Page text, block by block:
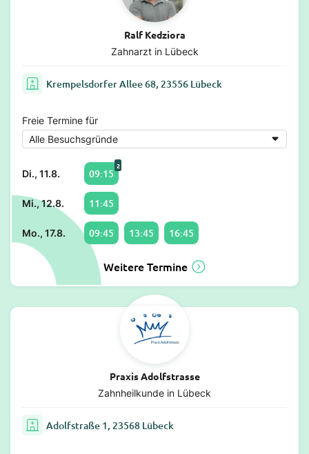
Ralf Kedziora
Zahnarzt in Lübeck
Krempelsdorfer Allee 68, 23556 Lübeck
Freie Termine für
Di., 11.8. 09:15
2
Mi., 12.8. 11:45
Mo., 17.8. 09:45 13:45 16:45
Weitere Termine
Praxis Adolfstrasse
Zahnheilkunde in Lübeck
Adolfstraße 1, 23568 Lübeck